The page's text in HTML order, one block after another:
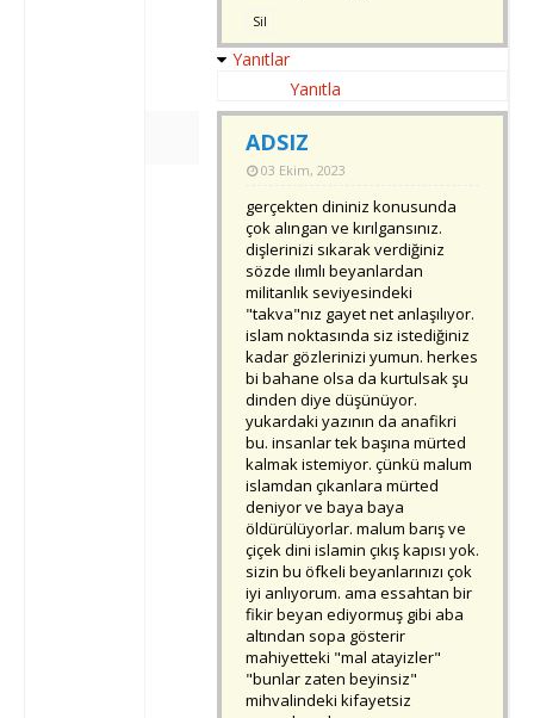
Sil
Yanıtlar
Yanıtla
ADSIZ
03 Ekim, 2023
gerçekten dininiz konusunda
çok alıngan ve kırılgansınız.
dişlerinizi sıkarak verdiğiniz
sözde ılımlı beyanlardan
militanlık seviyesindeki
"takva"nız gayet net anlaşılıyor.
islam noktasında siz istediğiniz
kadar gözlerinizi yumun. herkes
bi bahane olsa da kurtulsak şu
dinden diye düşünüyor.
yukardaki yazının da anafikri
bu. insanlar tek başına mürted
kalmak istemiyor. çünkü malum
islamdan çıkanlara mürted
deniyor ve baya baya
öldürülüyorlar. malum barış ve
çiçek dini islamin çıkış kapısı yok.
sizin bu öfkeli beyanlarınızı çok
iyi anlıyorum. ama essahtan bir
fikir beyan ediyormuş gibi aba
altından sopa gösterir
mahiyetteki "mal atayizler"
"bunlar zaten beyinsiz"
mihvalindeki kifayetsiz